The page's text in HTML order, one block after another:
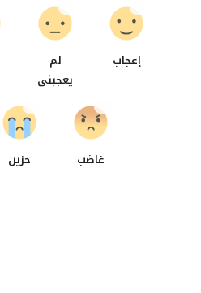
إعجاب
لم
يعجبنى
غاضب حزين